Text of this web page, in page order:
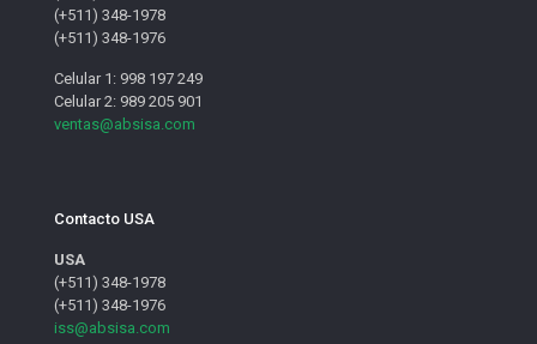
(+511) 348-1978
(+511) 348-1976
Celular 1: 998 197 249
Celular 2: 989 205 901
ventas@absisa.com
Contacto USA
USA
(+511) 348-1978
(+511) 348-1976
iss@absisa.com